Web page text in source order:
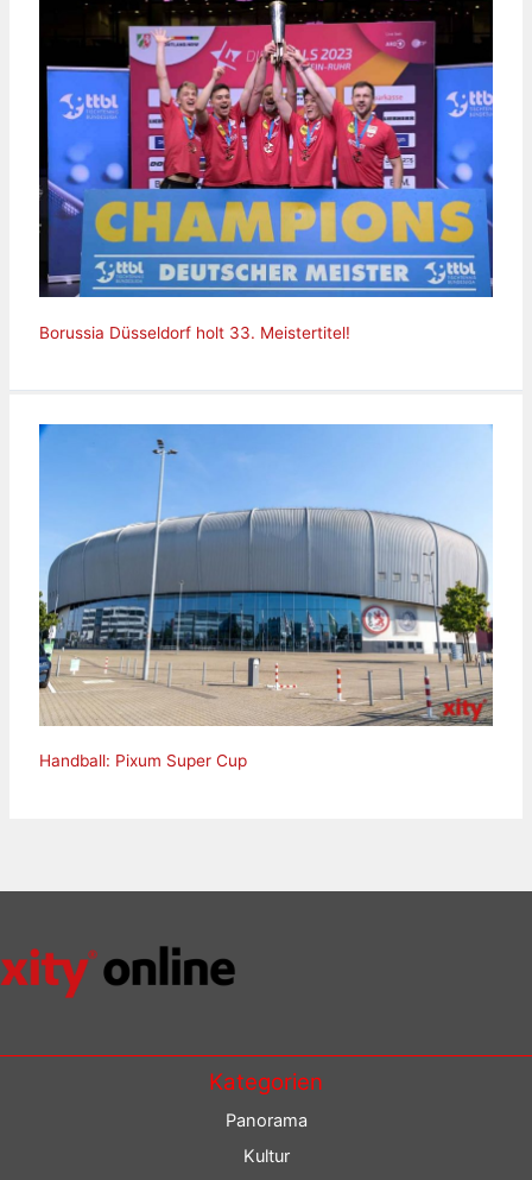
Borussia Düsseldorf holt 33. Meistertitel!
Handball: Pixum Super Cup
Kategorien
Panorama
Kultur